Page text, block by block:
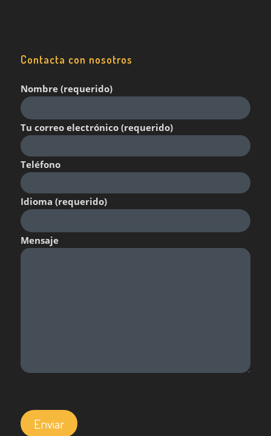
Contacta con nosotros
Nombre (requerido)
Tu correo electrónico (requerido)
Teléfono
Idioma (requerido)
Mensaje